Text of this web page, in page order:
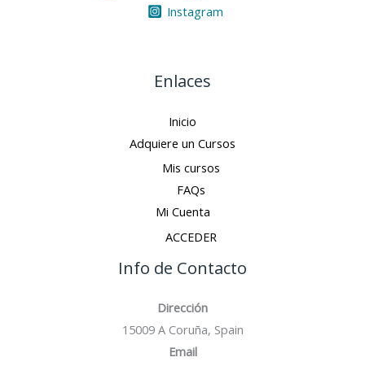
Instagram
Enlaces
Inicio
Adquiere un Cursos
Mis cursos
FAQs
Mi Cuenta
ACCEDER
Info de Contacto
Dirección
15009 A Coruña, Spain
Email